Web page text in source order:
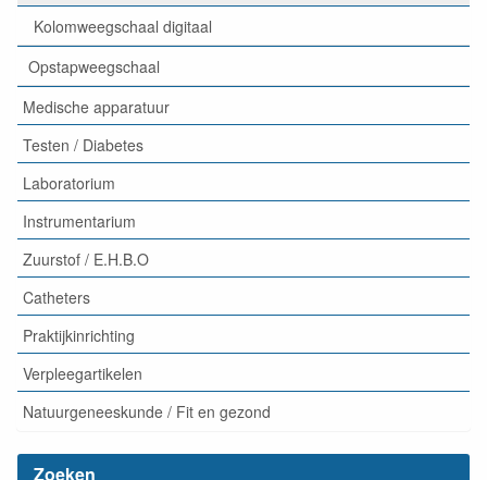
Kolomweegschaal digitaal
Opstapweegschaal
Medische apparatuur
Testen / Diabetes
Laboratorium
Instrumentarium
Zuurstof / E.H.B.O
Catheters
Praktijkinrichting
Verpleegartikelen
Natuurgeneeskunde / Fit en gezond
Zoeken